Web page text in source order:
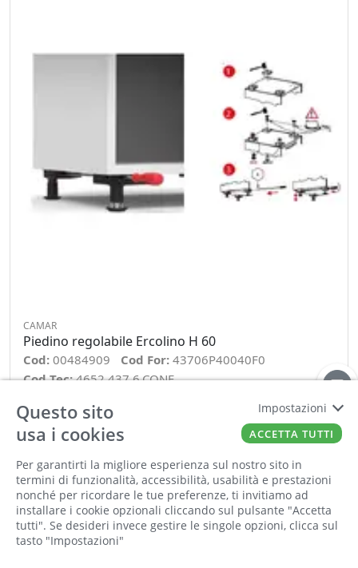
Informiamo la nostra clientela che saremo
chiusi per la pausa estiva dall'8 al 23 agosto
compresi. Tutti gli ordini online ricevuti
durante la chiusura saranno elaborati a partire
dal 24 agosto
CAMAR
Piedino regolabile Ercolino H 60
Cod: 00484909 Cod For: 43706P40040F0
Cod Tec:4652.437.6.CONF
− +
ORDINA
Questo sito
usa i cookies
Per garantirti la migliore esperienza sul nostro sito in
termini di funzionalità, accessibilità, usabilità e prestazioni
nonché per ricordare le tue preferenze, ti invitiamo ad
installare i cookie opzionali cliccando sul pulsante "Accetta
tutti". Se desideri invece gestire le singole opzioni, clicca sul
tasto "Impostazioni"
Impostazioni
ACCETTA TUTTI